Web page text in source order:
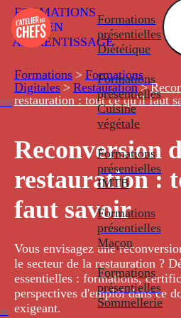
FORMATIONS
EN
APPRENTISSAGE
Formations
présentielles
Diététique
Formations
présentielles
Cuisine
végétale
Formations
présentielles
IMTB
Formations
présentielles
Maçon
Formations
présentielles
Sommellerie
Formations > Formations
Digitales > Restauration >
restauration : tout ce qu'il faut
Reconversion
restauration :
faut savoir
Vous envisagez une
le secteur de la restauration ?
essentielles : formations,
perspectives d'emploi dans ce
exigeant.